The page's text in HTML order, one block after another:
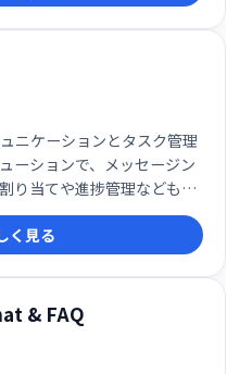
ニケーションとタスク管理
ーションで、メッセージン
り当てや進捗管理なども一
く見る
& FAQ